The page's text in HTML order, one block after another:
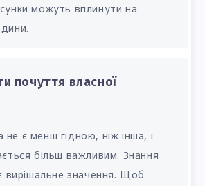
можуть вплинути на
почуття власної
є менш гідною, ніж інша, і
більш важливим. Знання
вирішальне значення. Щоб